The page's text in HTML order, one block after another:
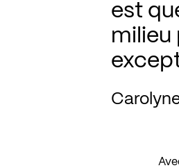
est
milieu